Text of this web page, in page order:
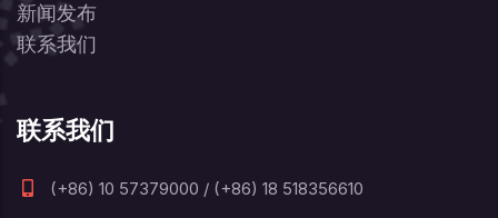
新闻发布
联系我们
联系我们
(+86) 10 57379000 / (+86) 18 518356610